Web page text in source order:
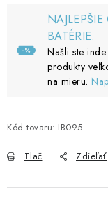
BATÉRIE.
Našli ste
produkty
na mieru.
Kód tovaru: IB095
Tlač Zdieľať